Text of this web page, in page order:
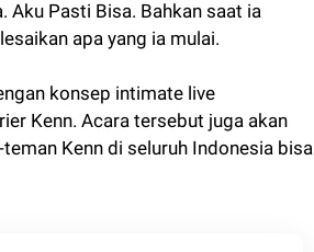
Aku Pasti Bisa. Bahkan saat ia
apa yang ia mulai.
konsep intimate live
Kenn. Acara tersebut juga akan
Kenn di seluruh Indonesia bisa